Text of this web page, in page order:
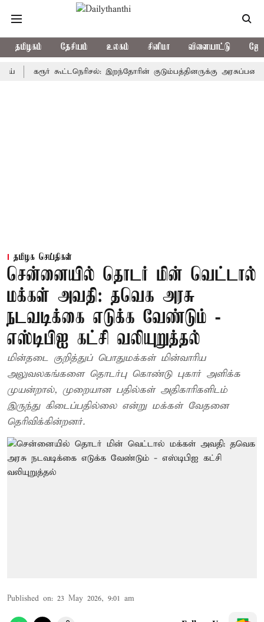
தமிழகம் தேசியம் உலகம் சினிமா விளையாட்டு
கரூர் கூட்டநெரிசல்: இறந்தோரின் குடும்பத்தினருக்கு அரசுப்பணி
தமிழக செய்திகள்
சென்னையில் தொடர் மின் வெட்டால்
மக்கள் அவதி: தவெக அரசு
நடவடிக்கை எடுக்க வேண்டும் -
எஸ்டிபிஐ கட்சி வலியுறுத்தல்
மின்தடை குறித்துப் பொதுமக்கள் மின்வாரிய
அலுவலகங்களை தொடர்பு கொண்டு புகார் அளிக்க
முயன்றால், முறையான பதில்கள் அதிகாரிகளிடம்
இருந்து கிடைப்பதில்லை என்று மக்கள் வேதனை
தெரிவிக்கின்றனர்.
Published on: 23 May 2026, 9:01 am